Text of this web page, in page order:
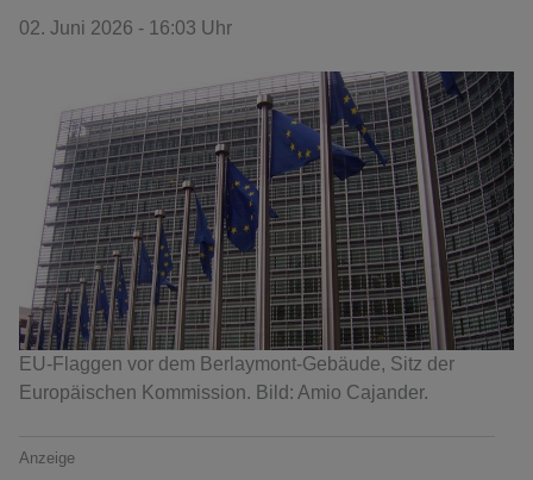
02. Juni 2026 - 16:03 Uhr
EU-Flaggen vor dem Berlaymont-Gebäude, Sitz der
Europäischen Kommission. Bild: Amio Cajander.
Anzeige